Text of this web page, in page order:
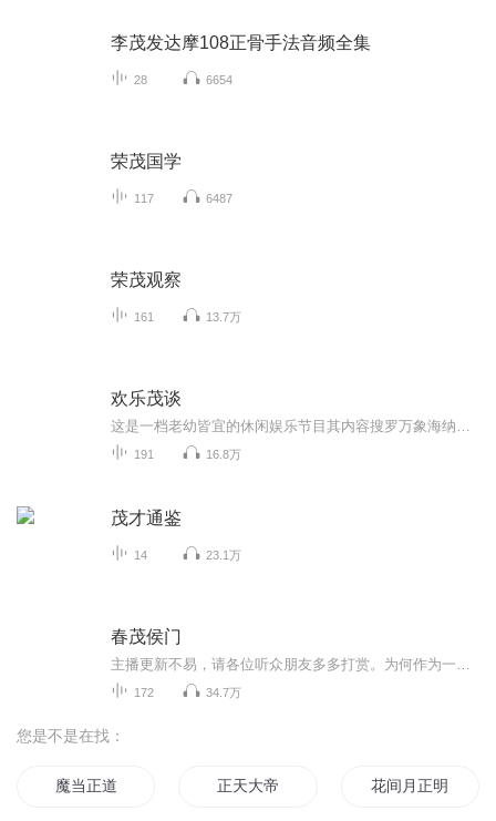
李茂发达摩108正骨手法音频全集
28 6654
荣茂国学
117 6487
荣茂观察
161 13.7万
欢乐茂谈
191 16.8万
茂才通鉴
14 23.1万
春茂侯门
172 34.7万
您是不是在找：
魔当正道 正天大帝 花间月正明